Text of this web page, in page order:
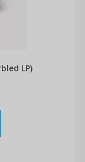
LP)